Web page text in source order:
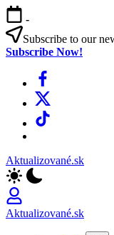
Skip
to
content
-
Subscribe to our
Subscribe Now!
Facebook
X
TikTok
Aktualizované.sk
Aktualizované.sk